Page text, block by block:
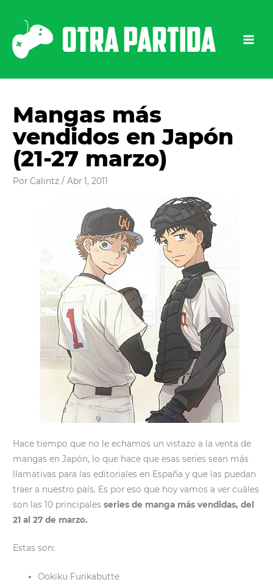
contenido
Mangas más
vendidos en Japón
(21-27 marzo)
PorCalintz/Abr 1, 2011
Hace tiempo que no le echamos un vistazo a la venta de
mangas en Japón, lo que hace que esas series sean más
llamativas para las editoriales en España y que las puedan
traer a nuestro país. Es por eso que hoy vamos a ver cuáles
son las 10 principalesseries de manga más vendidas, del
21 al 27 de marzo.
Estas son:
Ookiku Furikabutte